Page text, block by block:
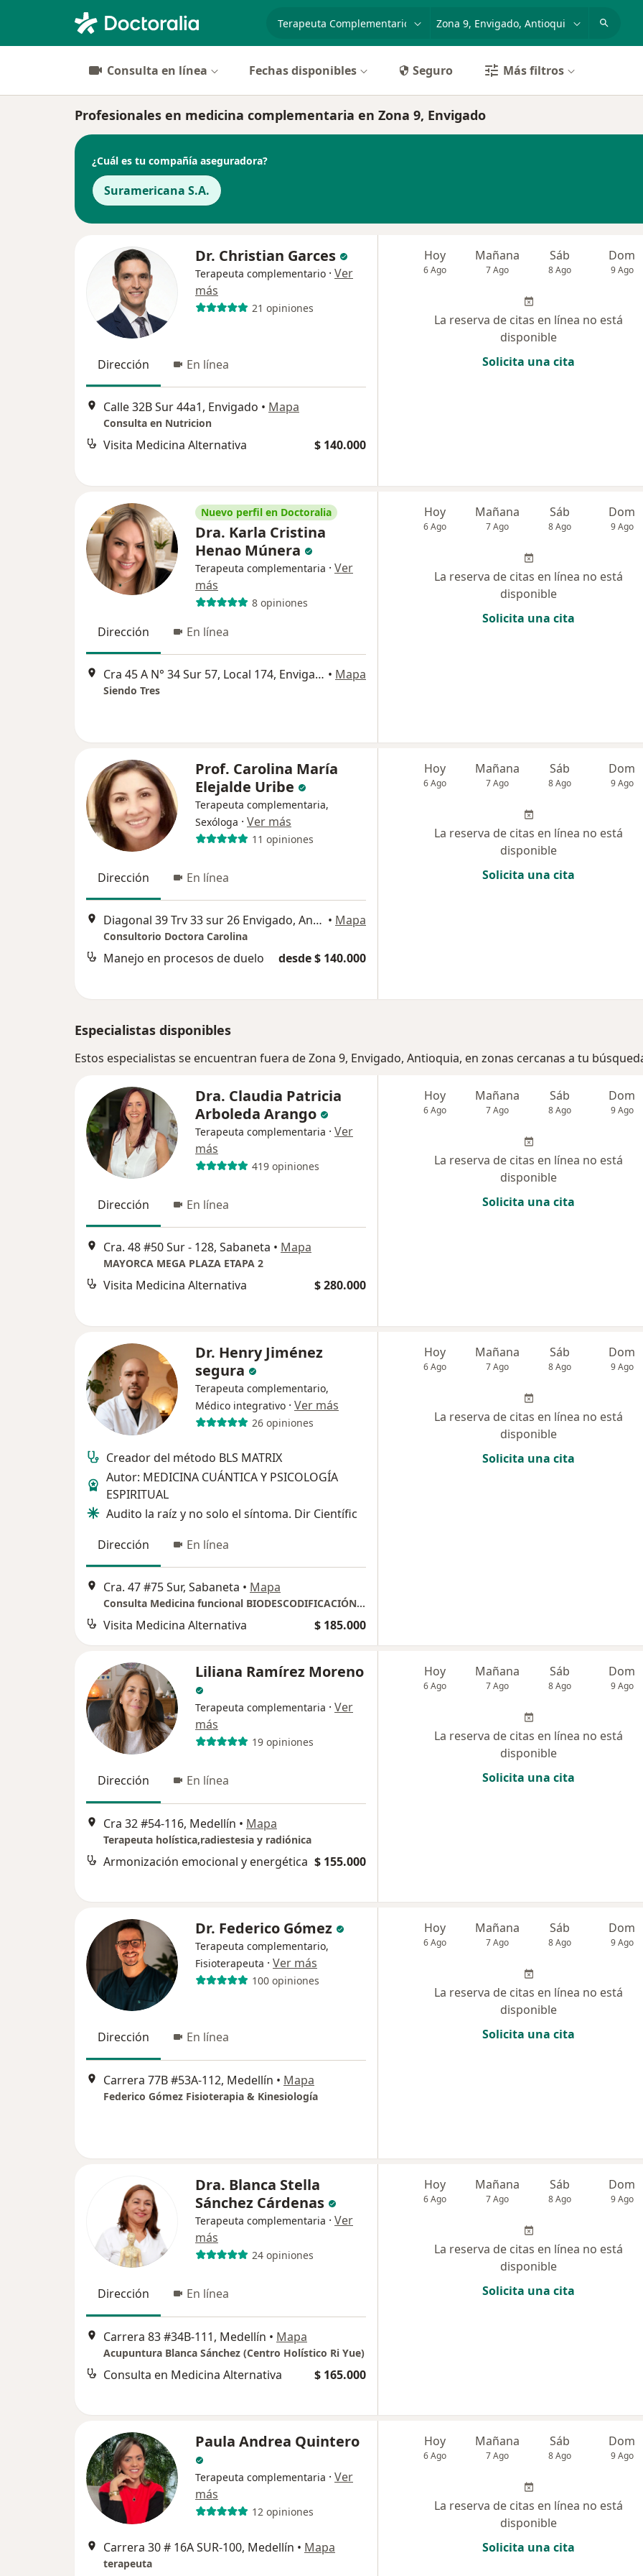
Consulta en línea Fechas disponibles Seguro Más filtros
Profesionales en medicina complementaria en Zona 9, Envigado
¿Cuál es tu compañía aseguradora?
Suramericana S.A.
Dr. Christian Garces
Terapeuta complementario · Ver
más
21 opiniones
Dirección En línea
Calle 32B Sur 44a1, Envigado • Mapa
Consulta en Nutricion
Visita Medicina Alternativa $ 140.000
Hoy
6 Ago
Mañana
7 Ago
Sáb
8 Ago
Dom
9 Ago
La reserva de citas en línea no está
disponible
Solicita una cita
Nuevo perfil en Doctoralia
Dra. Karla Cristina
Henao Múnera
Terapeuta complementaria · Ver
más
8 opiniones
Dirección En línea
Cra 45 A N° 34 Sur 57, Local 174, Envigado, Envigado • Mapa
Siendo Tres
Hoy
6 Ago
Mañana
7 Ago
Sáb
8 Ago
Dom
9 Ago
La reserva de citas en línea no está
disponible
Solicita una cita
Prof. Carolina María
Elejalde Uribe
Terapeuta complementaria,
Sexóloga · Ver más
11 opiniones
Dirección En línea
Diagonal 39 Trv 33 sur 26 Envigado, Antioquia, Colombia, Envigado • Mapa
Consultorio Doctora Carolina
Manejo en procesos de duelo desde $ 140.000
Hoy
6 Ago
Mañana
7 Ago
Sáb
8 Ago
Dom
9 Ago
La reserva de citas en línea no está
disponible
Solicita una cita
Especialistas disponibles
Estos especialistas se encuentran fuera de Zona 9, Envigado, Antioquia, en zonas cercanas a tu
Dra. Claudia Patricia
Arboleda Arango
Terapeuta complementaria · Ver
más
419 opiniones
Dirección En línea
Cra. 48 #50 Sur - 128, Sabaneta • Mapa
MAYORCA MEGA PLAZA ETAPA 2
Visita Medicina Alternativa $ 280.000
Hoy
6 Ago
Mañana
7 Ago
Sáb
8 Ago
Dom
9 Ago
La reserva de citas en línea no está
disponible
Solicita una cita
Dr. Henry Jiménez
segura
Terapeuta complementario,
Médico integrativo · Ver más
26 opiniones
Creador del método BLS MATRIX
Autor: MEDICINA CUÁNTICA Y PSICOLOGÍA
ESPIRITUAL
Audito la raíz y no solo el síntoma. Dir Científic
Dirección
En línea
Cra. 47 #75 Sur, Sabaneta • Mapa
Consulta Medicina funcional BIODESCODIFICACIÓN (BLS)
Visita Medicina Alternativa $ 185.000
Hoy
6 Ago
Mañana
7 Ago
Sáb
8 Ago
Dom
9 Ago
La reserva de citas en línea no está
disponible
Solicita una cita
Liliana Ramírez Moreno
Terapeuta complementaria · Ver
más
19 opiniones
Dirección En línea
Cra 32 #54-116, Medellín • Mapa
Terapeuta holística,radiestesia y radiónica
Armonización emocional y energética $ 155.000
Hoy
6 Ago
Mañana
7 Ago
Sáb
8 Ago
Dom
9 Ago
La reserva de citas en línea no está
disponible
Solicita una cita
Dr. Federico Gómez
Terapeuta complementario,
Fisioterapeuta · Ver más
100 opiniones
Dirección En línea
Carrera 77B #53A-112, Medellín • Mapa
Federico Gómez Fisioterapia & Kinesiología
Hoy
6 Ago
Mañana
7 Ago
Sáb
8 Ago
Dom
9 Ago
La reserva de citas en línea no está
disponible
Solicita una cita
Dra. Blanca Stella
Sánchez Cárdenas
Terapeuta complementaria · Ver
más
24 opiniones
Dirección En línea
Carrera 83 #34B-111, Medellín • Mapa
Acupuntura Blanca Sánchez (Centro Holístico Ri Yue)
Consulta en Medicina Alternativa $ 165.000
Hoy
6 Ago
Mañana
7 Ago
Sáb
8 Ago
Dom
9 Ago
La reserva de citas en línea no está
disponible
Solicita una cita
Paula Andrea Quintero
Terapeuta complementaria · Ver
más
12 opiniones
Carrera 30 # 16A SUR-100, Medellín • Mapa
terapeuta
Hoy
6 Ago
Mañana
7 Ago
Sáb
8 Ago
Dom
9 Ago
La reserva de citas en línea no está
disponible
Solicita una cita